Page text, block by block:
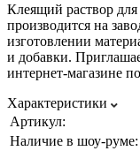
Клеящий раствор
производится на
изготовлении
и добавки.
интернет-магазине
Характеристики
Артикул:
Наличие в шоу-руме: